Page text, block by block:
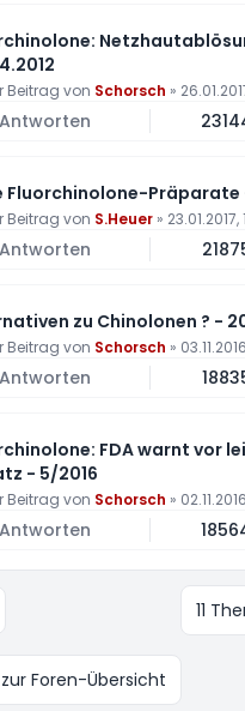
Beitrag von Schorsch »
Antworten
Fluorchinolone-Präparate -
Beitrag von S.Heuer » 23.01.2017,
Antworten
zu Chinolonen ? -
Beitrag von Schorsch »
Antworten
FDA warnt vor
- 5/2016
Beitrag von Schorsch »
Antworten
und Sortierungs- 11
Foren-Übersicht